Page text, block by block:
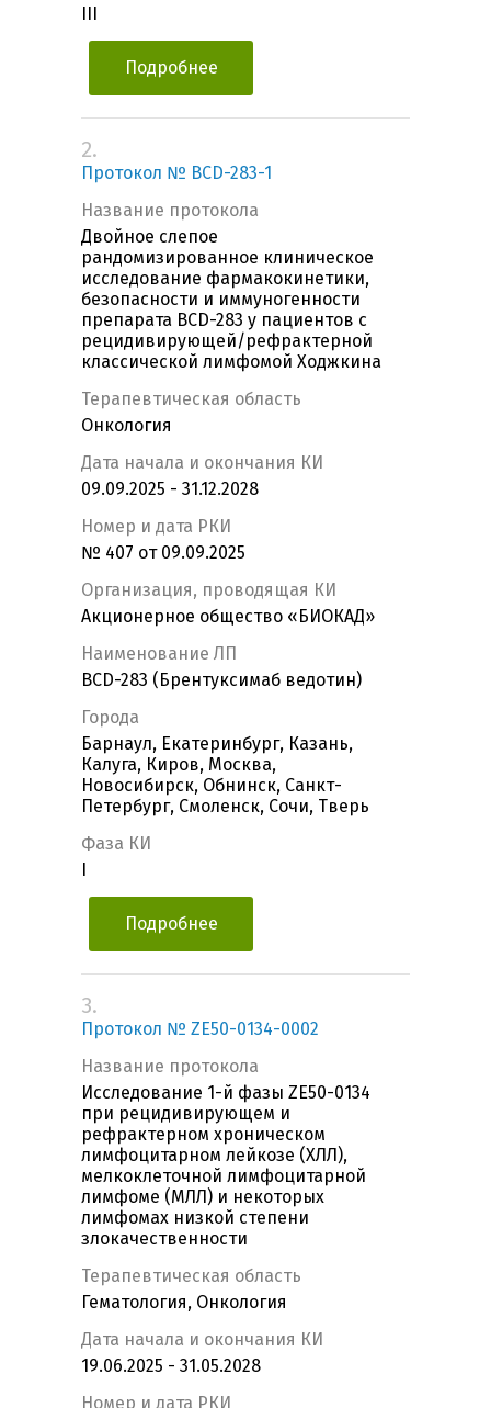
Подробнее
2.
Протокол № BCD-283-1
Название протокола
Двойное слепое
рандомизированное клиническое
исследование фармакокинетики,
безопасности и иммуногенности
препарата BCD-283 у пациентов с
рецидивирующей/рефрактерной
классической лимфомой Ходжкина
Терапевтическая область
Онкология
Дата начала и окончания КИ
09.09.2025 - 31.12.2028
Номер и дата РКИ
№ 407 от 09.09.2025
Организация, проводящая КИ
Акционерное общество «БИОКАД»
Наименование ЛП
BCD-283 (Брентуксимаб ведотин)
Города
Барнаул, Екатеринбург, Казань,
Калуга, Киров, Москва,
Новосибирск, Обнинск, Санкт-
Петербург, Смоленск, Сочи, Тверь
Фаза КИ
Подробнее
3.
Протокол № ZE50-0134-0002
Название протокола
Исследование 1-й фазы ZE50-0134
при рецидивирующем и
рефрактерном хроническом
лимфоцитарном лейкозе (ХЛЛ),
мелкоклеточной лимфоцитарной
лимфоме (МЛЛ) и некоторых
лимфомах низкой степени
злокачественности
Терапевтическая область
Гематология, Онкология
Дата начала и окончания КИ
19.06.2025 - 31.05.2028
Номер и дата РКИ